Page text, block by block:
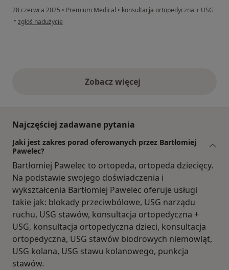
28 czerwca 2025 • Premium Medical • konsultacja ortopedyczna + USG
• w opinii użytkownika Kamila
zgłoś nadużycie
Zobacz więcejopinie powyżej
Najczęściej zadawane pytania
Jaki jest zakres porad oferowanych przez Bartłomiej
Pawelec?
Bartłomiej Pawelec to ortopeda, ortopeda dziecięcy.
Na podstawie swojego doświadczenia i
wykształcenia Bartłomiej Pawelec oferuje usługi
takie jak: blokady przeciwbólowe, USG narządu
ruchu, USG stawów, konsultacja ortopedyczna +
USG, konsultacja ortopedyczna dzieci, konsultacja
ortopedyczna, USG stawów biodrowych niemowląt,
USG kolana, USG stawu kolanowego, punkcja
stawów.